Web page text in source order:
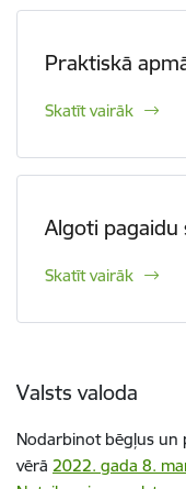
Praktiskā
Skatīt vairāk
Algoti pagaidu
Skatīt vairāk
Valsts valoda
Nodarbinot bēgļus un
vērā 2022. gada 8.